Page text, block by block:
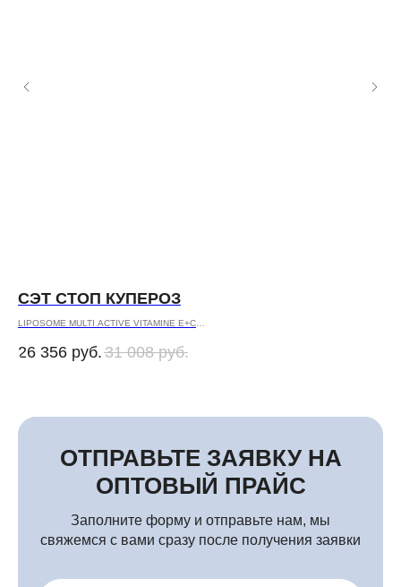
СЭТ СТОП КУПЕРОЗ
LIPOSOME MULTI ACTIVE VITAMINE E+C
SENSITIVE for Couperose Skin
26 356 руб. 31 008 руб.
ОТПРАВЬТЕ ЗАЯВКУ НА
ОПТОВЫЙ ПРАЙС
Заполните форму и отправьте нам, мы
свяжемся с вами сразу после получения заявки